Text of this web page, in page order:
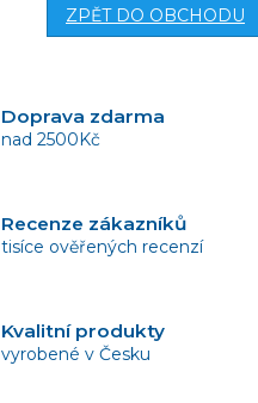
ZPĚT DO OBCHODU
Doprava zdarma
nad 2500Kč
Recenze zákazníků
tisíce ověřených recenzí
Kvalitní produkty
vyrobené v Česku